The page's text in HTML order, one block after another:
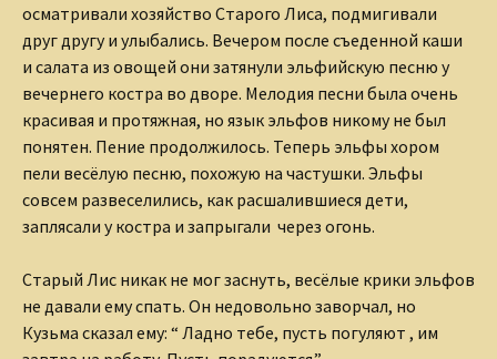
осматривали хозяйство Старого Лиса, подмигивали
друг другу и улыбались. Вечером после съеденной каши
и салата из овощей они затянули эльфийскую песню у
вечернего костра во дворе. Мелодия песни была очень
красивая и протяжная, но язык эльфов никому не был
понятен. Пение продолжилось. Теперь эльфы хором
пели весёлую песню, похожую на частушки. Эльфы
совсем развеселились, как расшалившиеся дети,
заплясали у костра и запрыгали через огонь.
Старый Лис никак не мог заснуть, весёлые крики эльфов
не давали ему спать. Он недовольно заворчал, но
Кузьма сказал ему: “ Ладно тебе, пусть погуляют , им